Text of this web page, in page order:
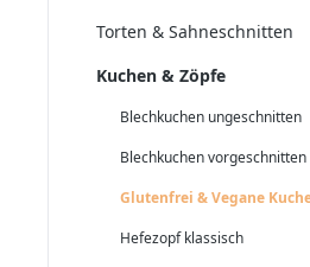
Torten & Sahneschnitten
Kuchen & Zöpfe
Blechkuchen ungeschnitten
Blechkuchen vorgeschnitten
Glutenfrei & Vegane
Hefezopf klassisch